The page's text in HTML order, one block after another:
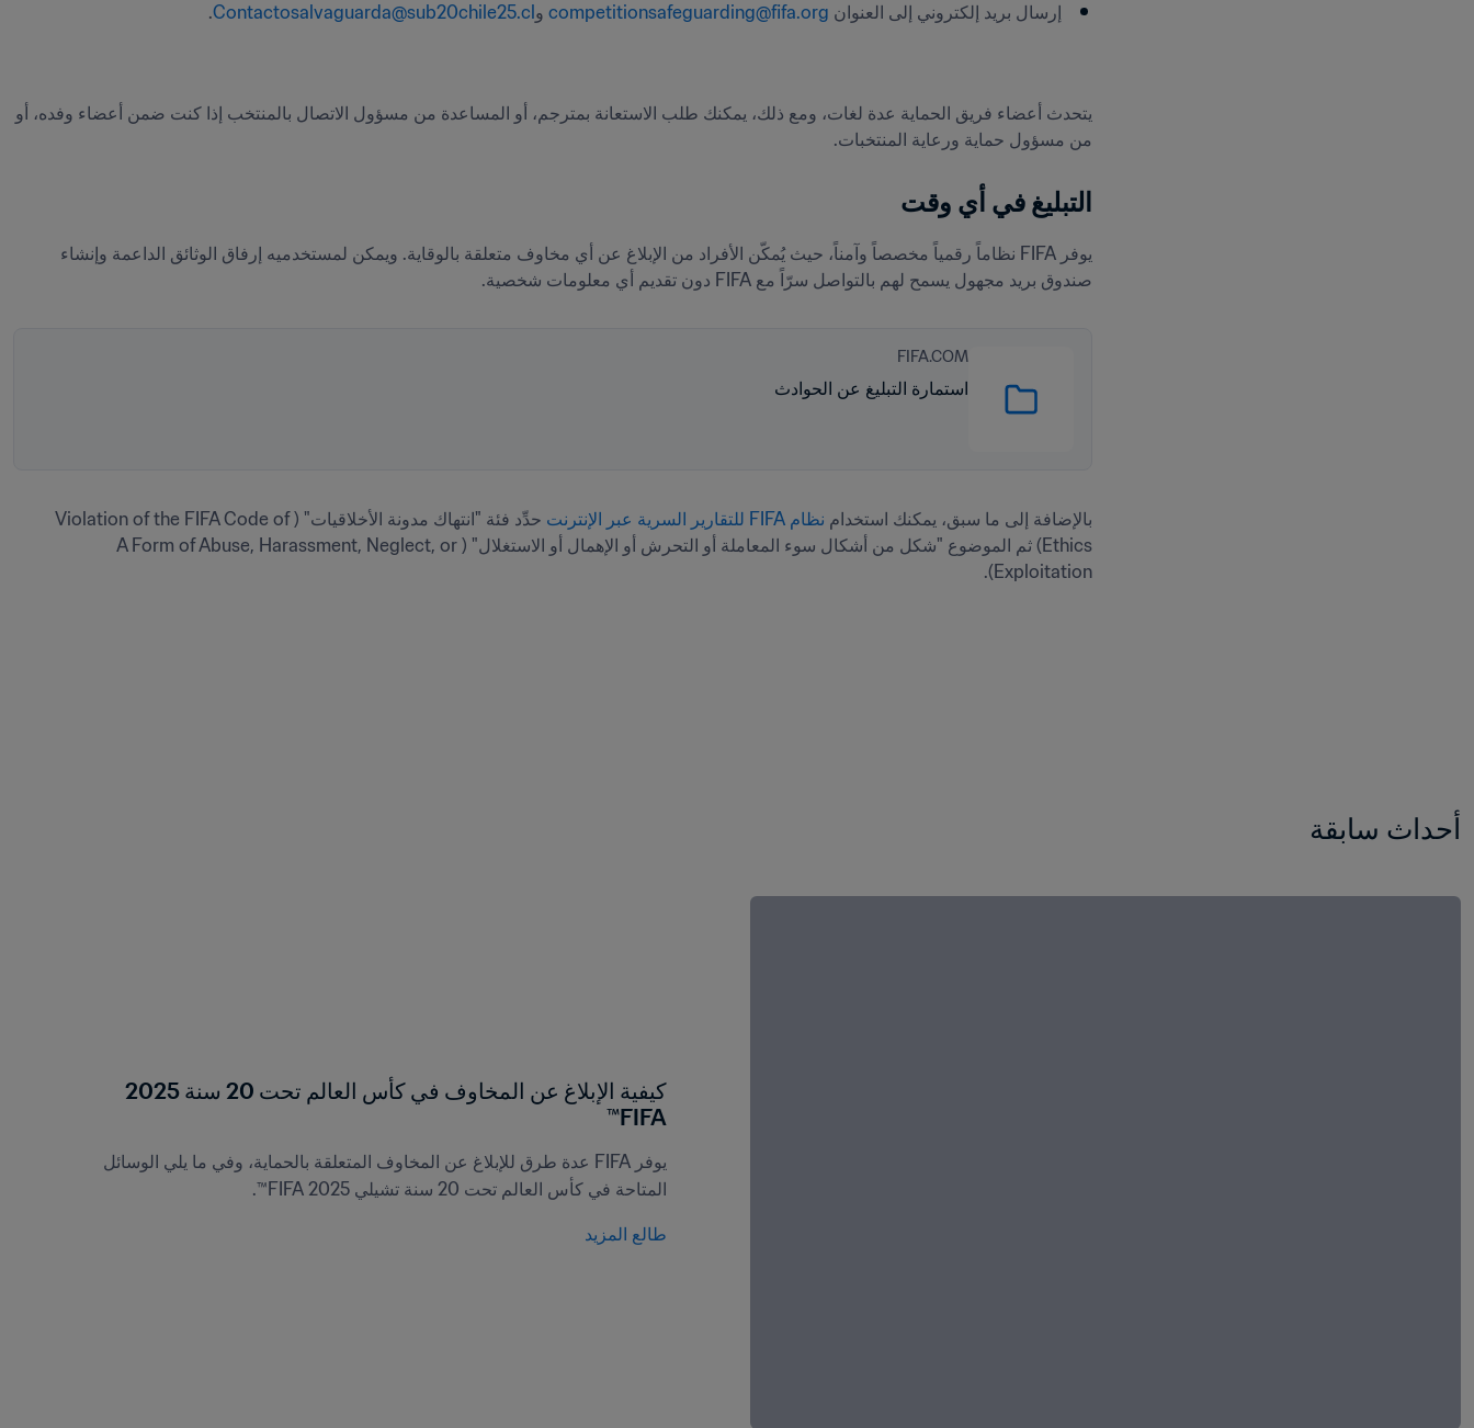
إرسال بريد إلكتروني إلى العنوان competitionsafeguarding@fifa.org و Contactosalvaguarda@sub20chile25.cl
.
من مسؤول حماية ورعاية المنتخبات.
التبليغ في أي وقت
صندوق بريد مجهول يسمح لهم بالتواصل سرّاً مع FIFA دون تقديم أي معلومات شخصية.
FIFA.COM
استمارة التبليغ عن الحوادث
بالإضافة إلى ما سبق، يمكنك استخدام نظام FIFA للتقارير السرية عبر الإنترنت
حدِّد فئة "انتهاك مدونة الأخلاقيات" (Violation of the FIFA Code of
Ethics) ثم الموضوع "شكل من أشكال سوء المعاملة أو التحرش أو الإهمال أو الاستغلال" (A Form of Abuse, Harassment, Neglect, or
Exploitation).
أحداث سابقة
FIFA™
المتاحة في كأس العالم تحت 20 سنة تشيلي 2025 FIFA™.
طالع المزيد